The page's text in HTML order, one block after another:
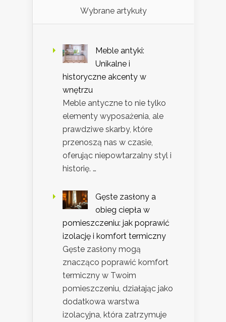
Wybrane artykuły
Meble antyki:
Unikalne i
historyczne akcenty w
wnętrzu
Meble antyczne to nie tylko
elementy wyposażenia, ale
prawdziwe skarby, które
przenoszą nas w czasie,
oferując niepowtarzalny styl i
historię. …
Gęste zasłony a
obieg ciepła w
pomieszczeniu: jak poprawić
izolację i komfort termiczny
Gęste zasłony mogą
znacząco poprawić komfort
termiczny w Twoim
pomieszczeniu, działając jako
dodatkowa warstwa
izolacyjna, która zatrzymuje